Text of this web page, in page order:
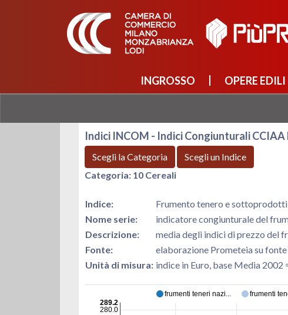
INGROSSO OPERE EDILI
Indici INCOM - Indici Congiunturali
Scegli la Categoria
Scegli un Indice
Categoria: 10 Cereali
Indice:
Frumento tenero e sottoprodotti
Nome serie:
indicatore congiunturale del
Descrizione:
media degli indici di prezzo del
Fonte:
elaborazione Prometeia su
Unità di misura: indice in Euro, base Media 2002
frumenti teneri nazi... frumenti
280.0
289.2